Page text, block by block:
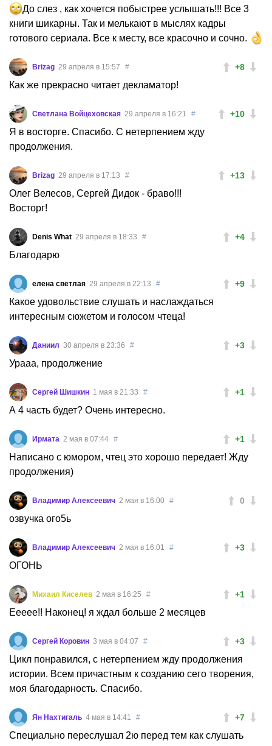
До слез , как хочется побыстрее услышать!!! Все 3
книги шикарны. Так и мелькают в мыслях кадры
готового сериала. Все к месту, все красочно и сочно.
+8
Brizag 29 апреля в 15:57 #
Как же прекрасно читает декламатор!
+10
Светлана Войцеховская 29 апреля в 16:21 #
Я в восторге. Спасибо. С нетерпением жду
продолжения.
+13
Brizag 29 апреля в 17:13 #
Олег Велесов, Сергей Дидок - браво!!!
Восторг!
+4
Denis What 29 апреля в 18:33 #
Благодарю
+9
елена светлая 29 апреля в 22:13 #
Какое удовольствие слушать и наслаждаться
интересным сюжетом и голосом чтеца!
+3
Даниил 30 апреля в 23:36 #
Урааа, продолжение
+1
Сергей Шишкин 1 мая в 21:33 #
А 4 часть будет? Очень интересно.
+1
Ирмата 2 мая в 07:44 #
Написано с юмором, чтец это хорошо передает! Жду
продолжения)
0
Владимир Алексеевич 2 мая в 16:00 #
озвучка ого5ь
+3
Владимир Алексеевич 2 мая в 16:01 #
ОГОНЬ
+1
Михаил Киселев 2 мая в 16:25 #
Еееее!! Наконец! я ждал больше 2 месяцев
+3
Сергей Коровин 3 мая в 04:07 #
Цикл понравился, с нетерпением жду продолжения
истории. Всем причастным к созданию сего творения,
моя благодарность. Спасибо.
+7
Ян Нахтигаль 4 мая в 14:41 #
Специально переслушал 2ю перед тем как слушать